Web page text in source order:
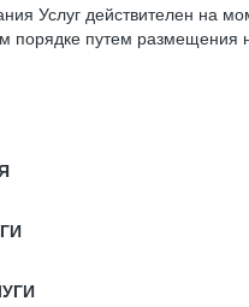
Услуг действителен на
порядке путем размещения